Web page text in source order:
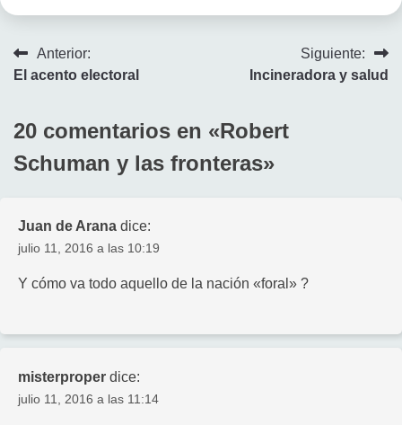
Navegación
entradas
Anterior:
El acento electoral
Siguiente:
Incineradora y salud
20 comentarios en «Robert
Schuman y las fronteras»
Juan de Arana dice:
julio 11, 2016 a las 10:19
Y cómo va todo aquello de la nación «foral» ?
misterproper dice:
julio 11, 2016 a las 11:14